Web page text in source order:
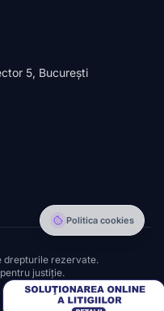
Politica cookies
5, București
drepturile rezervate.
justiție.